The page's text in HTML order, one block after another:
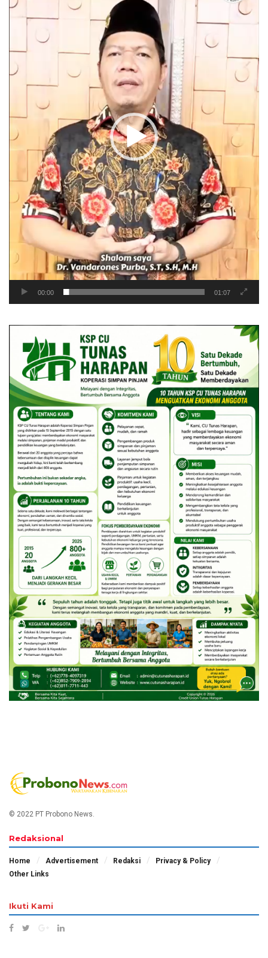
00:00 01:07
© 2022 PT Probono News.
Redaksional
Home Advertisement Redaksi
Privacy & Policy
Other Links
Ikuti Kami